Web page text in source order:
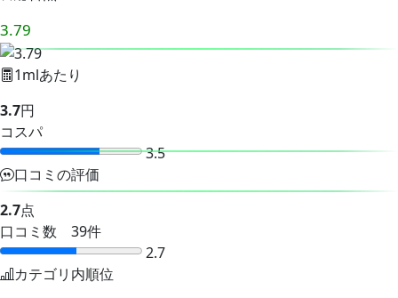
3.79
1mlあたり
3.7円
コスパ
3.5
口コミの評価
2.7点
口コミ数 39件
2.7
カテゴリ内順位